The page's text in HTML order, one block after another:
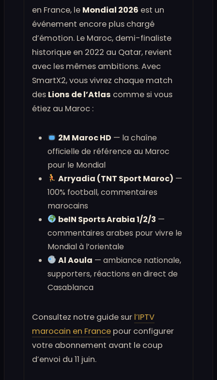
en France, le Mondial 2026 est un
événement encore plus chargé
d’émotion. Le Maroc, demi-finaliste
historique en 2022 au Qatar, revient
avec les mêmes ambitions. Avec
SmartX2, vous vivrez chaque match
des Lions de l’Atlas comme si vous
étiez au Maroc :
2M Maroc HD — la chaîne
officielle de référence au Maroc
pour le Mondial
Arryadia (TNT Sport Maroc) —
100% football, commentaires
marocains
beIN Sports Arabia 1/2/3 —
commentaires arabes pour vivre le
Mondial à l’orientale
Al Aoula — ambiance nationale,
supporters, réactions en direct de
Casablanca
Consultez notre guide sur l’IPTV
marocain en France pour configurer
votre abonnement avant le coup
d’envoi du 11 juin.